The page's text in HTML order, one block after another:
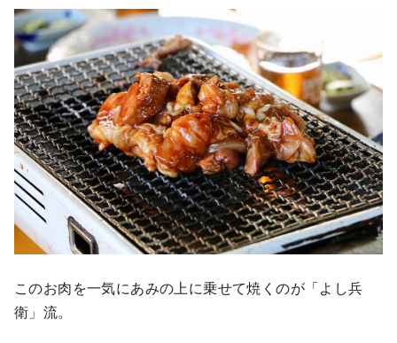
このお肉を一気にあみの上に乗せて焼くのが「よし兵
衛」流。